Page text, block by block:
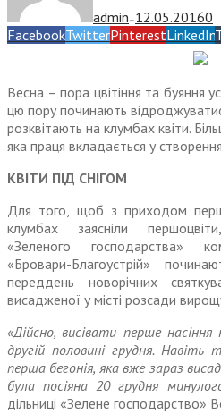
admin — 12.05.20160
FacebookTwitterPinterestLinkedIn
Весна – пора цвітіння та буяння
цю пору починають
розквітають на клумбах квіти.
яка праця вкладається у
КВІТИ ПІД СНІГОМ
Для того, щоб з приходом
клумбах заясніли
«Зеленого господарства»
«Бровари-Благо­устрій»
переддень новорічних
висадженої у місті розсади
«Дійсно, висівати перше
другій половині грудня.
перша бегонія, яка вже зараз
була посіяна 20 грудня
дільниці «Зелене гос­подарство»